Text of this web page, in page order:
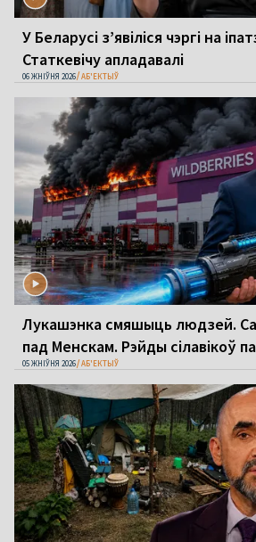
У Беларусі з’явіліся чэргі на
Статкевічу апладавалі
06 ЖНІЎНЯ 2026 АБ'ЕКТЫЎ
Лукашэнка смяшыць людзей.
пад Менскам. Рэйды сілавікоў
05 ЖНІЎНЯ 2026 АБ'ЕКТЫЎ